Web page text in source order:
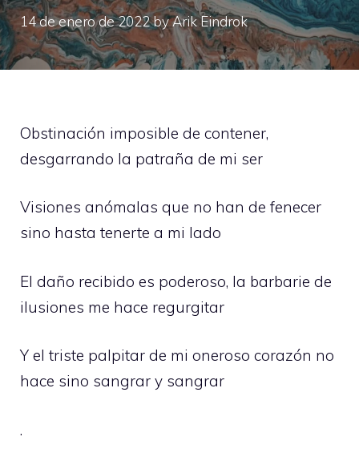
14 de enero de 2022byArik Eindrok
Obstinación imposible de contener,
desgarrando la patraña de mi ser
Visiones anómalas que no han de fenecer
sino hasta tenerte a mi lado
El daño recibido es poderoso, la barbarie de
ilusiones me hace regurgitar
Y el triste palpitar de mi oneroso corazón no
hace sino sangrar y sangrar
.